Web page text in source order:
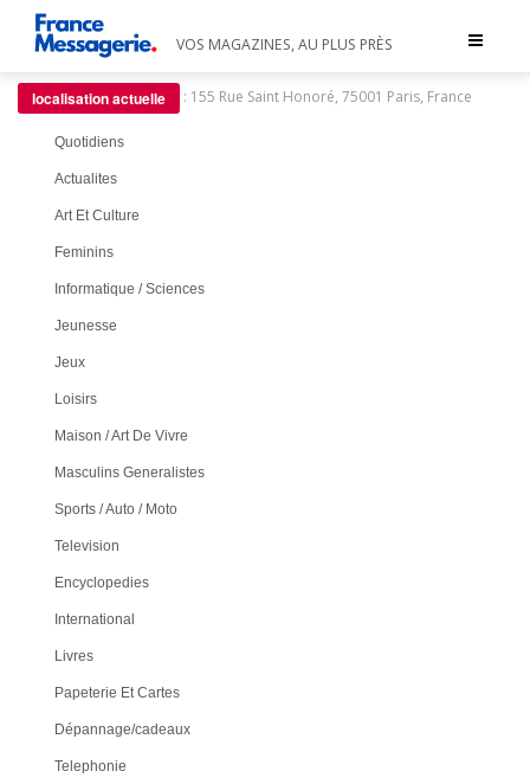
Toggle
VOS MAGAZINES, AU PLUS PRÈS
localisation actuelle : 155 Rue Saint Honoré, 75001 Paris, France
Quotidiens
Actualites
Art Et Culture
Feminins
Informatique / Sciences
Jeunesse
Jeux
Loisirs
Maison / Art De Vivre
Masculins Generalistes
Sports / Auto / Moto
Television
Encyclopedies
International
Livres
Papeterie Et Cartes
Dépannage/cadeaux
Telephonie